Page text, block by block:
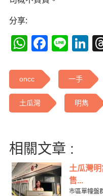
分享:
Line
oncc 一手
土瓜灣 明雋
相關文章 :
土瓜灣
售...
市區單幢盤